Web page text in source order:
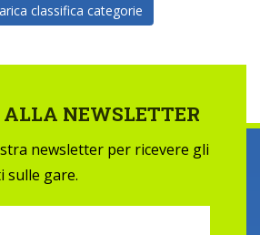
classifica categorie
NEWSLETTER
newsletter per ricevere gli
sulle gare.